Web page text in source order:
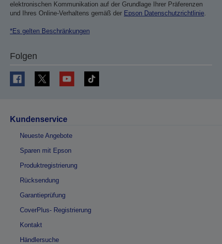
elektronischen Kommunikation auf der Grundlage Ihrer Präferenzen
und Ihres Online-Verhaltens gemäß der Epson Datenschutzrichtlinie.
*Es gelten Beschränkungen
Folgen
Kundenservice
Neueste Angebote
Sparen mit Epson
Produktregistrierung
Rücksendung
Garantieprüfung
CoverPlus- Registrierung
Kontakt
Händlersuche